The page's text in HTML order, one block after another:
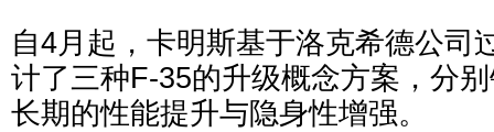
自4月起，卡明斯基于洛克希德公司
计了三种F-35的升级概念方案，分
长期的性能提升与隐身性增强。